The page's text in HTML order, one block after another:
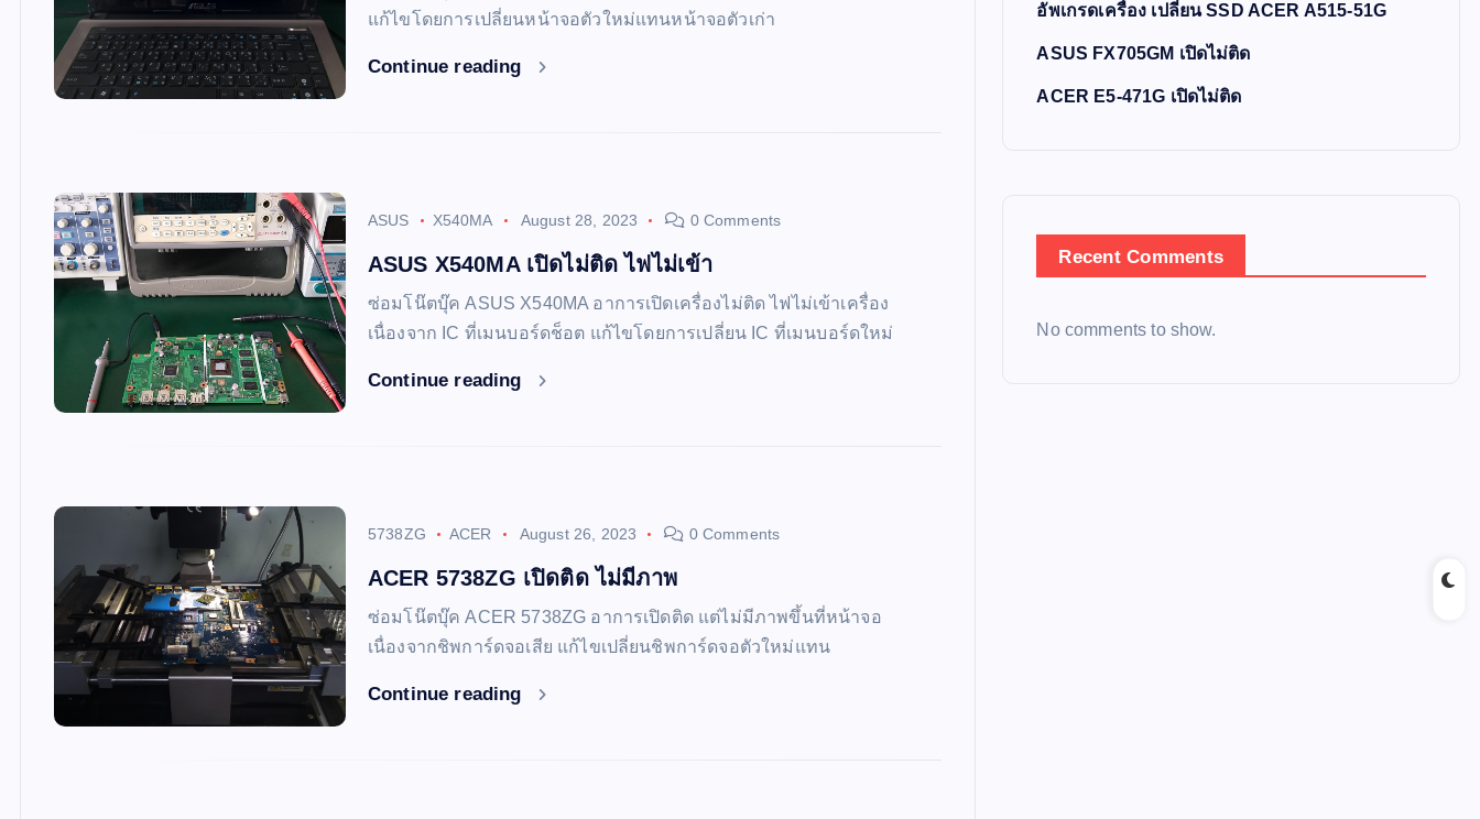
แก้ไขโดยการเปลี่ยนหน้าจอตัวใหม่แทนหน้าจอตัวเก่า
Continue reading
ASUS X540MA August 28, 2023 0 Comments
ASUS X540MA เปิดไม่ติด ไฟไม่เข้า
ซ่อมโน๊ตบุ๊ค ASUS X540MA อาการเปิดเครื่องไม่ติด ไฟไม่เข้าเครื่อง
เนื่องจาก IC ที่เมนบอร์ดช็อต แก้ไขโดยการเปลี่ยน IC ที่เมนบอร์ดใหม่
Continue reading
5738ZG ACER August 26, 2023 0 Comments
ACER 5738ZG เปิดติด ไม่มีภาพ
ซ่อมโน๊ตบุ๊ค ACER 5738ZG อาการเปิดติด แต่ไม่มีภาพขึ้นที่หน้าจอ
เนื่องจากชิพการ์ดจอเสีย แก้ไขเปลี่ยนชิพการ์ดจอตัวใหม่แทน
Continue reading
อัพเกรดเครื่อง เปลี่ยน SSD ACER A515-51G
ASUS FX705GM เปิดไม่ติด
ACER E5-471G เปิดไม่ติด
Recent Comments
No comments to show.